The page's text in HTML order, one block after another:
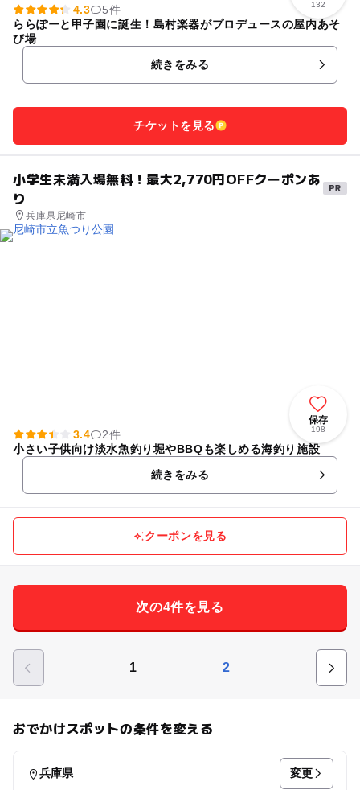
132
4.3
5件
ららぽーと甲子園に誕生！島村楽器がプロデュースの屋内あそ
び場
続きをみる
チケットを見る
小学生未満入場無料！最大2,770円OFFクーポンあ
り
兵庫県尼崎市
保存
198
3.4
2件
小さい子供向け淡水魚釣り堀やBBQも楽しめる海釣り施設
続きをみる
クーポンを見る
次の4件を見る
1 2
おでかけスポットの条件を変える
兵庫県 変更